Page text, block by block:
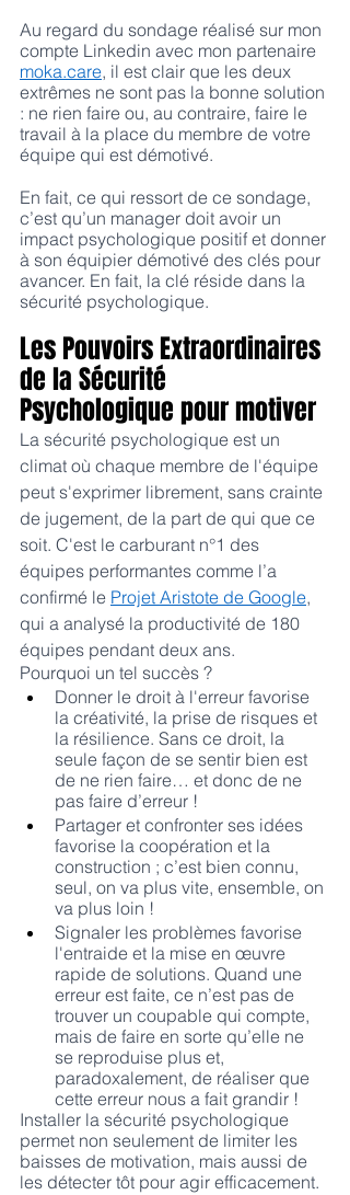
Au regard du sondage réalisé sur mon
compte Linkedin avec mon partenaire
moka.care, il est clair que les deux
extrêmes ne sont pas la bonne solution
: ne rien faire ou, au contraire, faire le
travail à la place du membre de votre
équipe qui est démotivé.
En fait, ce qui ressort de ce sondage,
c’est qu’un manager doit avoir un
impact psychologique positif et donner
à son équipier démotivé des clés pour
avancer. En fait, la clé réside dans la
sécurité psychologique.
Les Pouvoirs Extraordinaires
de la Sécurité
Psychologique pour motiver
La sécurité psychologique est un
climat où chaque membre de l'équipe
peut s'exprimer librement, sans crainte
de jugement, de la part de qui que ce
soit. C'est le carburant n°1 des
équipes performantes comme l’a
confirmé le Projet Aristote de Google,
qui a analysé la productivité de 180
équipes pendant deux ans.
Pourquoi un tel succès ?
Donner le droit à l'erreur favorise
la créativité, la prise de risques et
la résilience. Sans ce droit, la
seule façon de se sentir bien est
de ne rien faire… et donc de ne
pas faire d’erreur !
Partager et confronter ses idées
favorise la coopération et la
construction ; c’est bien connu,
seul, on va plus vite, ensemble, on
va plus loin !
Signaler les problèmes favorise
l'entraide et la mise en œuvre
rapide de solutions. Quand une
erreur est faite, ce n’est pas de
trouver un coupable qui compte,
mais de faire en sorte qu’elle ne
se reproduise plus et,
paradoxalement, de réaliser que
cette erreur nous a fait grandir !
Installer la sécurité psychologique
permet non seulement de limiter les
baisses de motivation, mais aussi de
les détecter tôt pour agir efficacement.